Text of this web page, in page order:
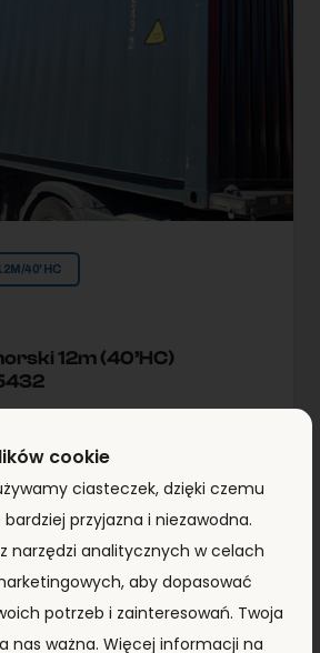
40'HC
12m (40’HC)
Kontenery Morskie
+ VAT
cookie
ciasteczek, dzięki czemu
przyjazna i niezawodna.
narzędzi analitycznych w celach
aby dopasować
potrzeb i zainteresowań. Twoja
nas ważna. Więcej informacji na